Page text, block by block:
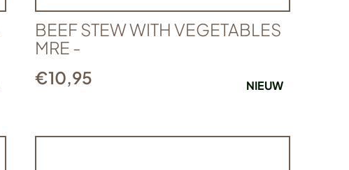
BEEF STEW WITH VEGETABLES
MRE -
€10,95 NIEUW